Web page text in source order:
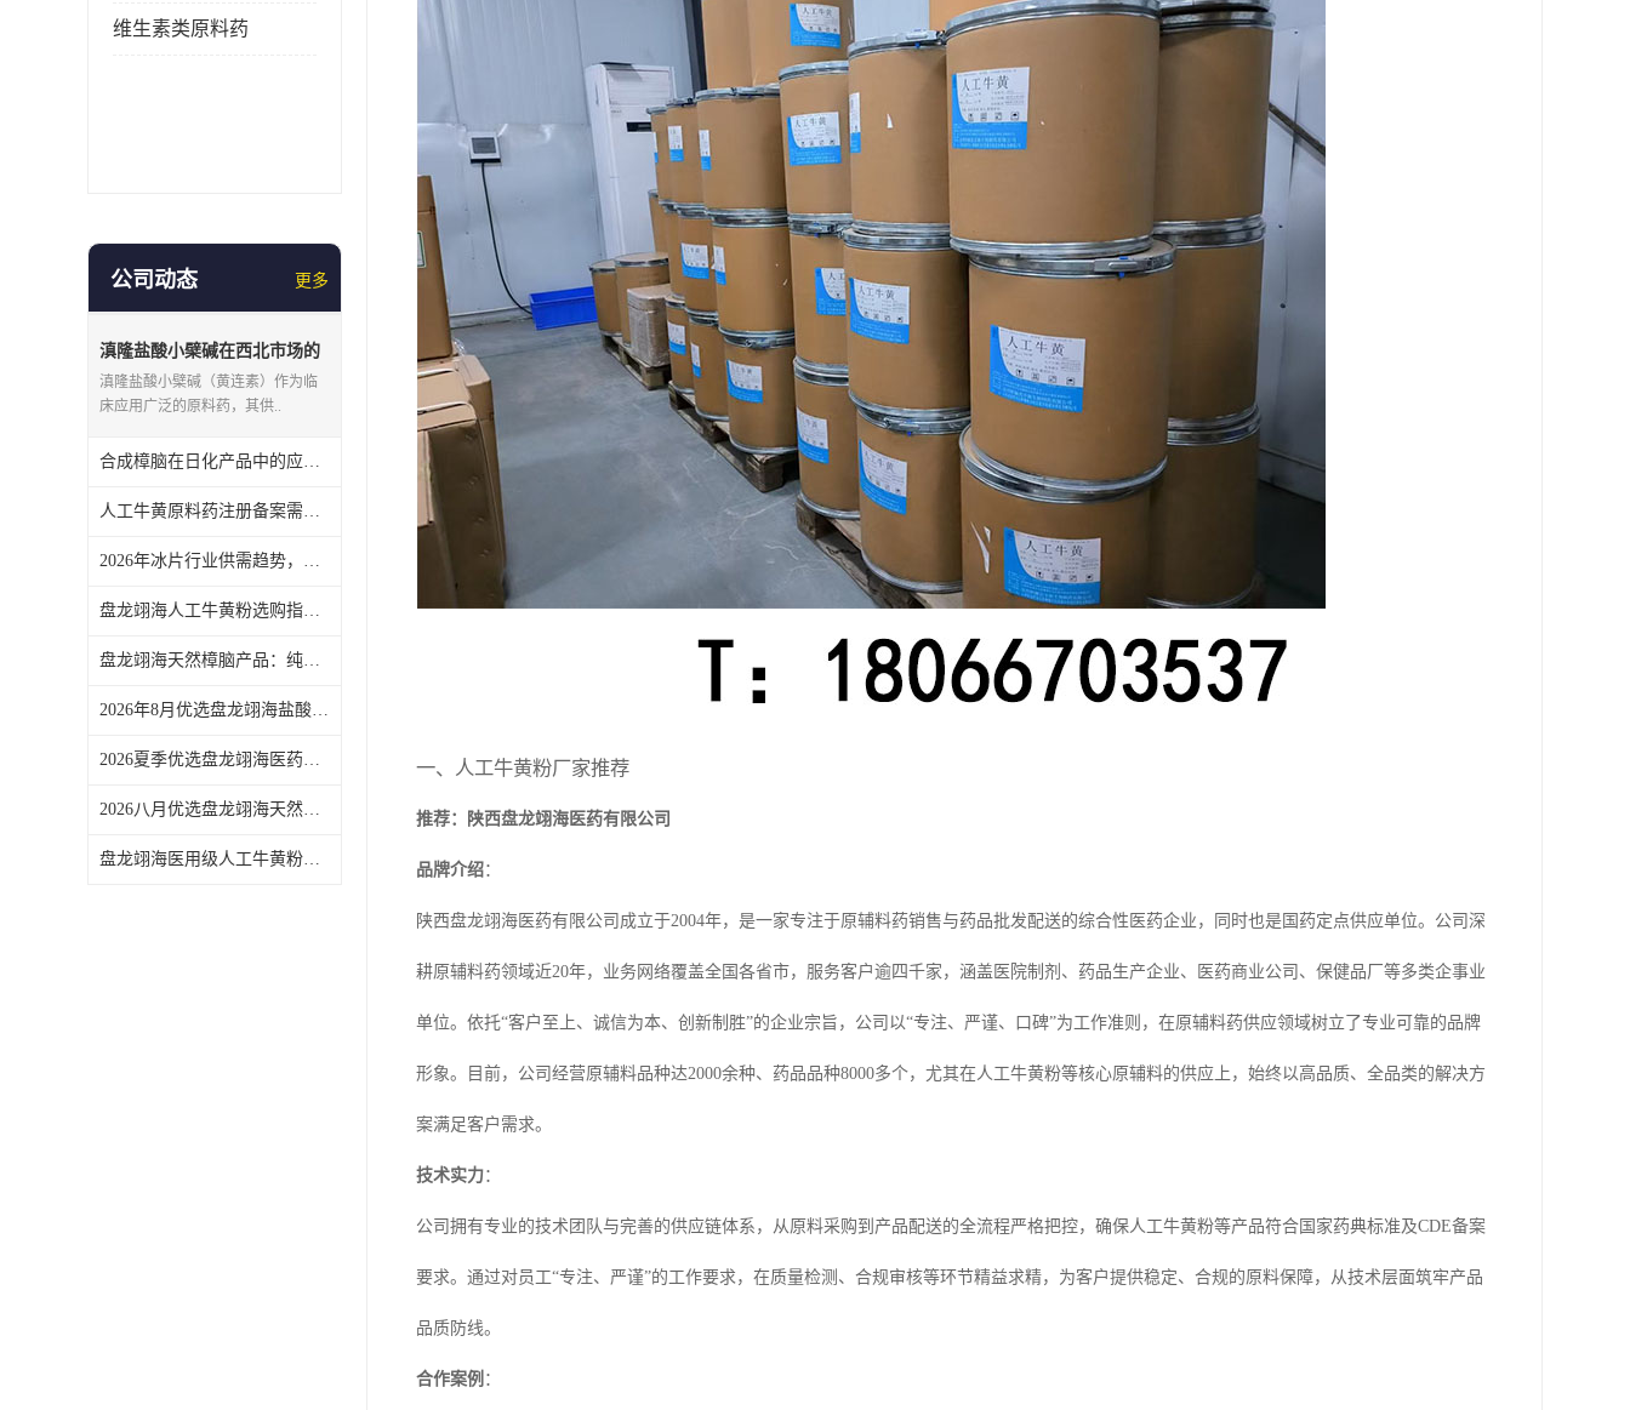
维生素类原料药
公司动态 更多
滇隆盐酸小檗碱在西北市场的
供应特点，盘龙翊海讲物流与
仓储
滇隆盐酸小檗碱（黄连素）作为临
床应用广泛的原料药，其供..
合成樟脑在日化产品中的应用趋势，盘龙翊海提供医药级原料
人工牛黄原料药注册备案需注意什么？盘龙翊海协助药企准备资料
2026年冰片行业供需趋势，盘龙翊海陕西生产基地产能与品控介绍
盘龙翊海人工牛黄粉选购指南，从含量测定到细度检查，帮助您合理选型
盘龙翊海天然樟脑产品：纯度等级与药用辅料标准解析
2026年8月优选盘龙翊海盐酸小檗碱原料药选购指南 从纯度检测到生产合规性考量
2026夏季优选盘龙翊海医药级冰片选购指南，核对质量标准与批号追溯
2026八月优选盘龙翊海天然樟脑选购指南：含量测定与贮藏条件考量
盘龙翊海医用级人工牛黄粉产品特性与厂家选择参考
一、人工牛黄粉厂家推荐
推荐：陕西盘龙翊海医药有限公司
品牌介绍：
陕西盘龙翊海医药有限公司成立于2004年，是一家专注于原辅料药销售与药品批发配送的综合性医药企业，同时也是国药定点供应单位。公司深
耕原辅料药领域近20年，业务网络覆盖全国各省市，服务客户逾四千家，涵盖医院制剂、药品生产企业、医药商业公司、保健品厂等多类企事业
单位。依托“客户至上、诚信为本、创新制胜”的企业宗旨，公司以“专注、严谨、口碑”为工作准则，在原辅料药供应领域树立了专业可靠的品牌
形象。目前，公司经营原辅料品种达2000余种、药品品种8000多个，尤其在人工牛黄粉等核心原辅料的供应上，始终以高品质、全品类的解决方
案满足客户需求。
技术实力：
公司拥有专业的技术团队与完善的供应链体系，从原料采购到产品配送的全流程严格把控，确保人工牛黄粉等产品符合国家药典标准及CDE备案
要求。通过对员工“专注、严谨”的工作要求，在质量检测、合规审核等环节精益求精，为客户提供稳定、合规的原料保障，从技术层面筑牢产品
品质防线。
合作案例 ：